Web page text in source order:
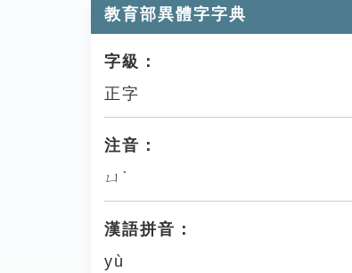
教育部異體字字典
字級：
正字
注音：
ㄩˋ
漢語拼音：
yù